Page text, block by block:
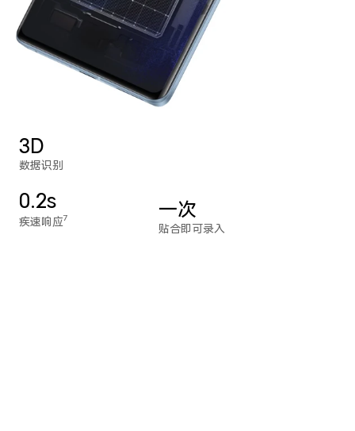
3D
数据识别
0.2s
疾速响应7 一次
贴合即可录入